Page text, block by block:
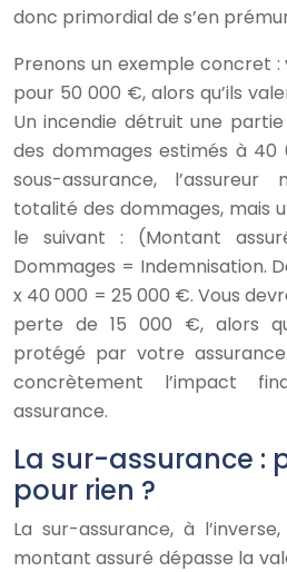
donc primordial de s’en
Prenons un exemple concret :
pour 50 000 €, alors qu’ils
Un incendie détruit une
des dommages estimés à 40
sous-assurance, l’assureur
totalité des dommages, mais
le suivant : (Montant
Dommages = Indemnisation.
x 40 000 = 25 000 €. Vous
perte de 15 000 €, alors
protégé par votre
concrètement l’impact
assurance.
La sur-assurance :
pour rien ?
La sur-assurance, à
montant assuré dépasse la